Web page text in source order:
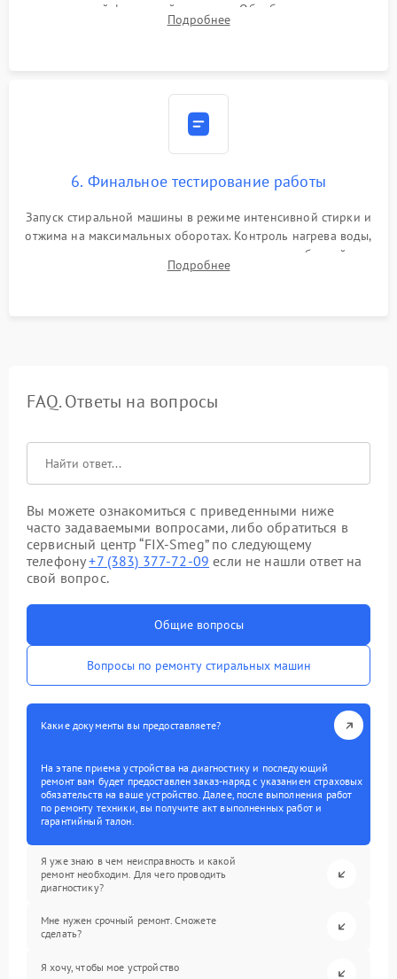
надежной фиксацией хомутами. Обработка стыков
герметиком для предотвращения возможных протечек воды.
Подробнее
6. Финальное тестирование работы
Запуск стиральной машины в режиме интенсивной стирки и
отжима на максимальных оборотах. Контроль нагрева воды,
корректности слива, отсутствия излишних вибраций,
посторонних стуков и протечек под корпусом.
Подробнее
FAQ. Ответы на вопросы
Вы можете ознакомиться с приведенными ниже
часто задаваемыми вопросами, либо обратиться в
сервисный центр “FIX-Smeg” по следующему
телефону+7 (383) 377-72-09 если не нашли ответ на
свой вопрос.
Общие вопросы
Вопросы по ремонту стиральных машин
Какие документы вы предоставляете?
На этапе приема устройства на диагностику и последующий
ремонт вам будет предоставлен заказ-наряд с указанием страховых
обязательств на ваше устройство. Далее, после выполнения работ
по ремонту техники, вы получите акт выполненных работ и
гарантийный талон.
Я уже знаю в чем неисправность и какой
ремонт необходим. Для чего проводить
диагностику?
Мне нужен срочный ремонт. Сможете
сделать?
Я хочу, чтобы мое устройство